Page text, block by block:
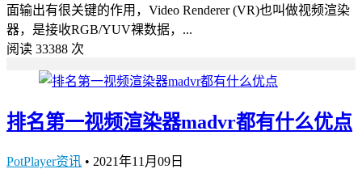
面输出有很关键的作用，Video Renderer (VR)也叫做视频渲染
器，是接收RGB/YUV裸数据，...
阅读 33388 次
排名第一视频渲染器madvr都有什么优点
PotPlayer资讯 • 2021年11月09日